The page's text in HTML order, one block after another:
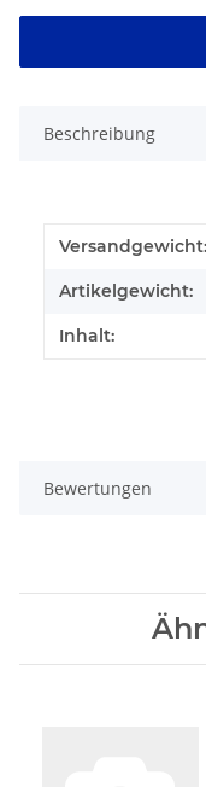
Beschreibung
Versandgewicht:
Artikelgewicht:
Inhalt:
Bewertungen